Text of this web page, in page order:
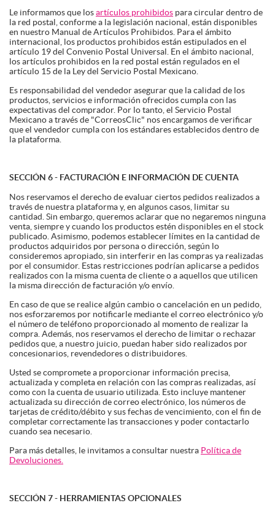
Le informamos que losartículos prohibidos para circular dentro de
la red postal, conforme a la legislación nacional, están disponibles
en nuestro Manual de Artículos Prohibidos. Para el ámbito
internacional, los productos prohibidos están estipulados en el
artículo 19 del Convenio Postal Universal. En el ámbito nacional,
los artículos prohibidos en la red postal están regulados en el
artículo 15 de la Ley del Servicio Postal Mexicano.
Es responsabilidad del vendedor asegurar que la calidad de los
productos, servicios e información ofrecidos cumpla con las
expectativas del comprador. Por lo tanto, el Servicio Postal
Mexicano a través de "CorreosClic" nos encargamos de verificar
que el vendedor cumpla con los estándares establecidos dentro de
la plataforma.
SECCIÓN 6 - FACTURACIÓN E INFORMACIÓN DE CUENTA
Nos reservamos el derecho de evaluar ciertos pedidos realizados a
través de nuestra plataforma y, en algunos casos, limitar su
cantidad. Sin embargo, queremos aclarar que no negaremos ninguna
venta, siempre y cuando los productos estén disponibles en el stock
publicado. Asimismo, podemos establecer límites en la cantidad de
productos adquiridos por persona o dirección, según lo
consideremos apropiado, sin interferir en las compras ya realizadas
por el consumidor. Estas restricciones podrían aplicarse a pedidos
realizados con la misma cuenta de cliente o a aquellos que utilicen
la misma dirección de facturación y/o envío.
En caso de que se realice algún cambio o cancelación en un pedido,
nos esforzaremos por notificarle mediante el correo electrónico y/o
el número de teléfono proporcionado al momento de realizar la
compra. Además, nos reservamos el derecho de limitar o rechazar
pedidos que, a nuestro juicio, puedan haber sido realizados por
concesionarios, revendedores o distribuidores.
Usted se compromete a proporcionar información precisa,
actualizada y completa en relación con las compras realizadas, así
como con la cuenta de usuario utilizada. Esto incluye mantener
actualizada su dirección de correo electrónico, los números de
tarjetas de crédito/débito y sus fechas de vencimiento, con el fin de
completar correctamente las transacciones y poder contactarlo
cuando sea necesario.
Para más detalles, le invitamos a consultar nuestra Política de
Devoluciones.
SECCIÓN 7 - HERRAMIENTAS OPCIONALES